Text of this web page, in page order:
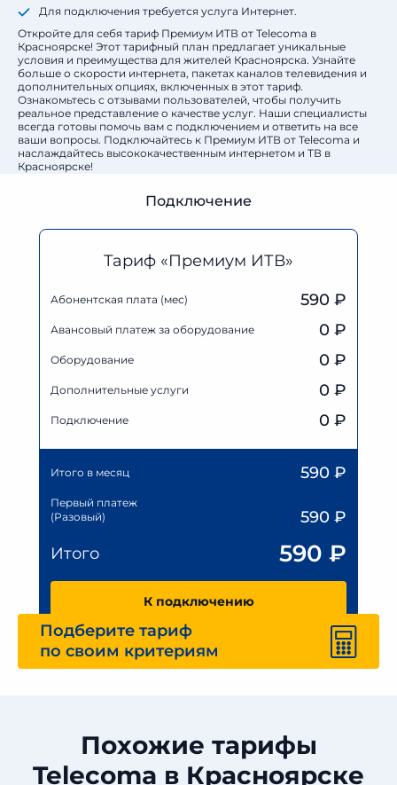
Для подключения требуется услуга Интернет.
Откройте для себя тариф Премиум ИТВ от Telecoma в
Красноярске! Этот тарифный план предлагает уникальные
условия и преимущества для жителей Красноярска. Узнайте
больше о скорости интернета, пакетах каналов телевидения и
дополнительных опциях, включенных в этот тариф.
Ознакомьтесь с отзывами пользователей, чтобы получить
реальное представление о качестве услуг. Наши специалисты
всегда готовы помочь вам с подключением и ответить на все
ваши вопросы. Подключайтесь к Премиум ИТВ от Telecoma и
наслаждайтесь высококачественным интернетом и ТВ в
Красноярске!
Подключение
Тариф «Премиум ИТВ»
Абонентская плата (мес) 590 ₽
Авансовый платеж за оборудование 0 ₽
Оборудование 0 ₽
Дополнительные услуги 0 ₽
Подключение 0 ₽
Итого в месяц 590 ₽
Первый платеж
(Разовый)
590 ₽
Итого
590 ₽
К подключению
Подберите тариф
по своим критериям
Похожие тарифы
Telecoma в Красноярске